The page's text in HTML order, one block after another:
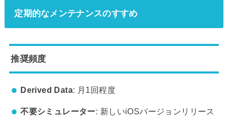
定期的なメンテナンスのすすめ
推奨頻度
Derived Data: 月1回程度
不要シミュレーター: 新しいiOSバージョンリリース